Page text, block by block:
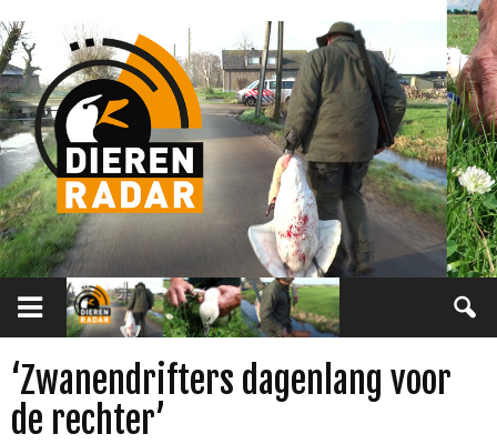
‘Zwanendrifters dagenlang voor
de rechter’